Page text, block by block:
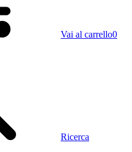
Vai al carrello0
Ricerca